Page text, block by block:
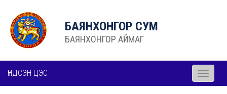
БАЯНХОНГОР СУМ
БАЯНХОНГОР АЙМАГ
ҮНДСЭН ЦЭС
Toggle